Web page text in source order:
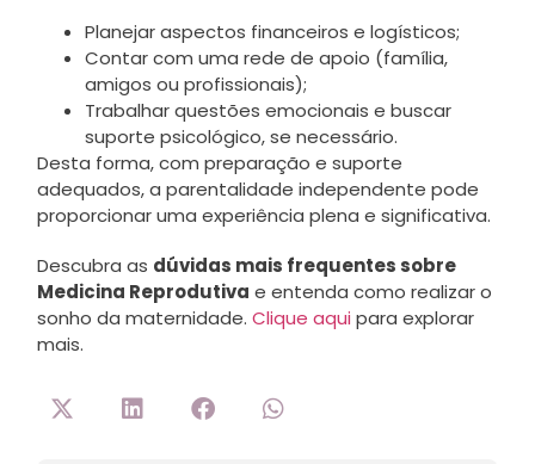
Planejar aspectos financeiros e logísticos;
Contar com uma rede de apoio (família,
amigos ou profissionais);
Trabalhar questões emocionais e buscar
suporte psicológico, se necessário.
Desta forma, com preparação e suporte
adequados, a parentalidade independente pode
proporcionar uma experiência plena e significativa.
Descubra as dúvidas mais frequentes sobre
Medicina Reprodutiva e entenda como realizar o
sonho da maternidade. Clique aqui para explorar
mais.